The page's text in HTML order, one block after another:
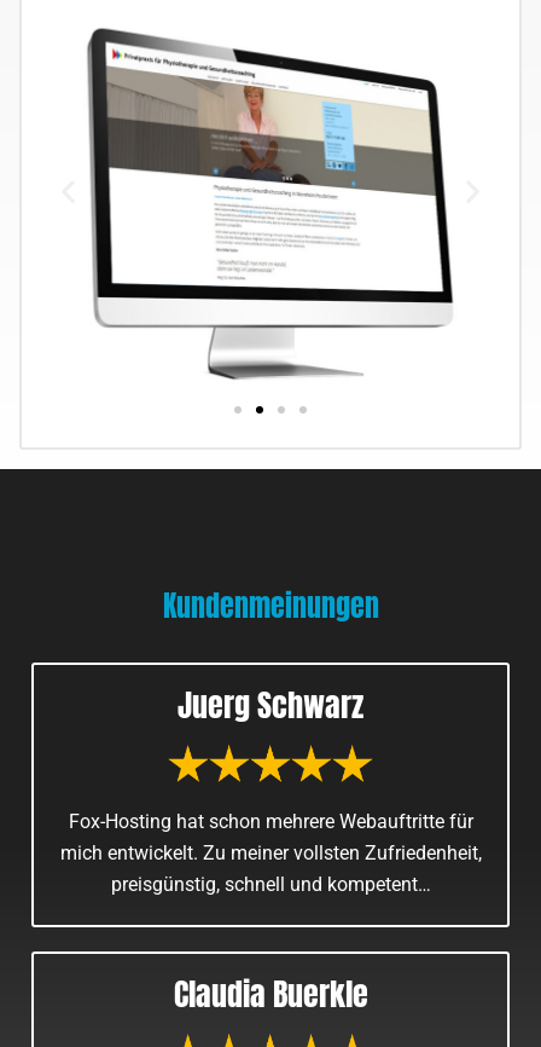
Kundenmeinungen
Juerg Schwarz
Fox-Hosting hat schon mehrere Webauftritte für
mich entwickelt. Zu meiner vollsten Zufriedenheit,
preisgünstig, schnell und kompetent…
Claudia Buerkle